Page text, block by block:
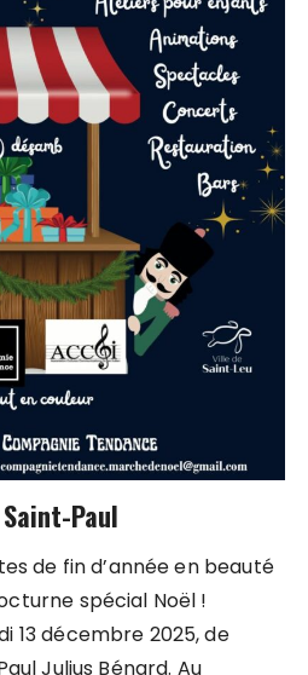
Paul
de fin d’année en beauté
spécial Noël !
13 décembre 2025, de
Julius Bénard. Au